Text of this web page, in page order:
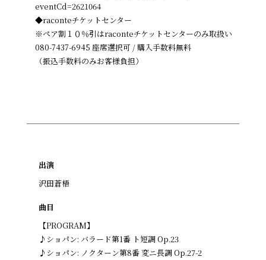
eventCd=2621064
◆raconteチケットセンター
※ペア割１０％引はraconteチケットセンターのみ取扱い
080-7437-6945​ 座席選択可 / 購入手数料無料
（振込手数料のみお客様負担）
出演
沢田蒼梧
曲目
【PROGRAM】
♪ショパン: バラード第1番 ト短調 Op.23
♪ショパン: ノクターン第8番 変ニ長調 Op.27-2